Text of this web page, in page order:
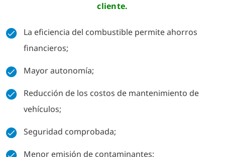
cliente.
La eficiencia del combustible permite ahorros
financieros;
Mayor autonomía;
Reducción de los costos de mantenimiento de
vehículos;
Seguridad comprobada;
Menor emisión de contaminantes;